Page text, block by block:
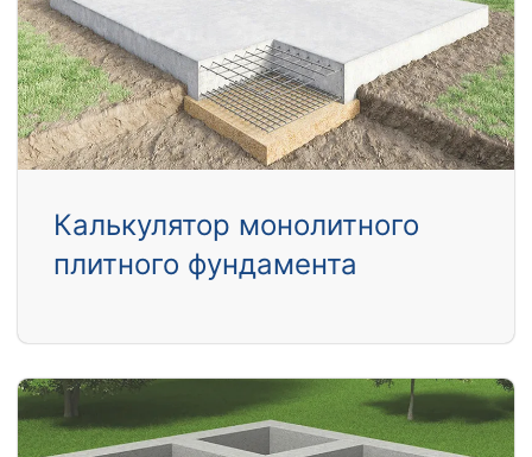
Калькулятор монолитного
плитного фундамента